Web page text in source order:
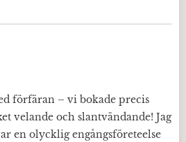
förfäran – vi bokade precis
velande och slantvändande! Jag
en olycklig engångsföreteelse